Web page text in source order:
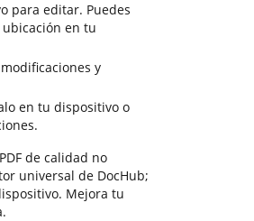
para editar. Puedes
en tu
y
en tu dispositivo o
de calidad no
universal de DocHub;
Mejora tu